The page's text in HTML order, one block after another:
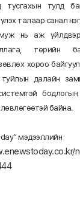
тусгахын тулд
талаар санал
нь аж үйлдвэр,
төрийн
хороо
далайн
бодлогын
байна.
мэдээллийн